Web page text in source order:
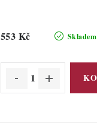
Skladem
553 Kč